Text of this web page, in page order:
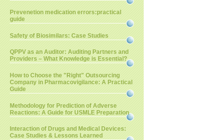
Prevenetion medication errors:practical
guide
Safety of Biosimilars: Case Studies
QPPV as an Auditor: Auditing Partners and
Providers – What Knowledge is Essential?
How to Choose the "Right" Outsourcing
Company in Pharmacovigilance: A Practical
Guide
Methodology for Prediction of Adverse
Reactions: A Guide for USMLE Preparation
Interaction of Drugs and Medical Devices:
Case Studies & Lessons Learned